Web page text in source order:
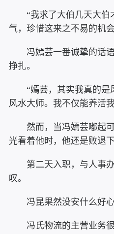
“我求了大伯几天大
气，珍惜这来之不易的机
冯嫣芸一番诚挚的话
挣扎。
“嫣芸，其实我真的
风水大师。我不仅能养活
然而，当冯嫣芸嘟起
光看着他时，他还是败退下
第二天入职，与人事
叹。
冯昆果然没安什么好心
冯氏物流的主营业务